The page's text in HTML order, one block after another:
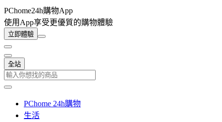
PChome24h購物App
使用App享受更優質的購物體驗
立即體驗
全站
PChome 24h購物
生活